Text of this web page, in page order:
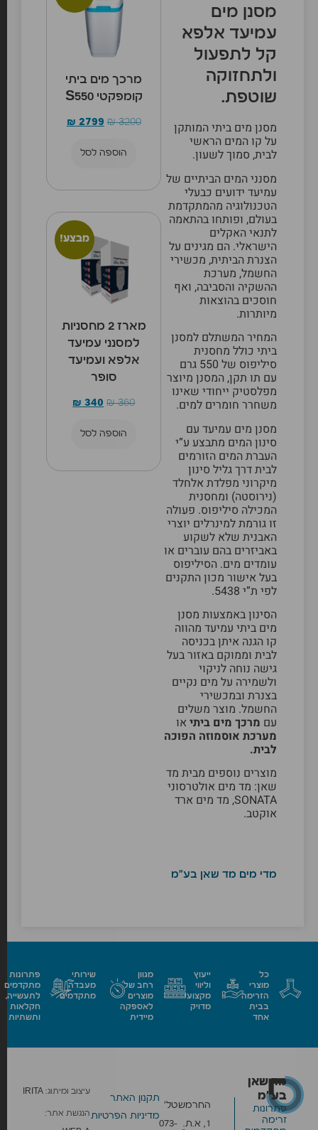
מסנן מים
עמיעד אלפא
קל לתפעול
ולתחזוקה
שוטפת.
מסנן מים ביתי המותקן
על קו המים הראשי
לבית, סמוך לשעון.
מסנני המים הביתיים של
עמיעד ידועים כבעלי
הטכנולוגיה מהמתקדמת
בעולם, ופותחו בהתאמה
לתנאי האקלים
הישראלי. הם מגינים על
הצנרת הביתית, מכשירי
החשמל, מערכת
ההשקיה והסביבה, ואף
חוסכים בהוצאות
מיותרות.
המחיר המשתלם למסנן
ביתי כולל מחסנית
סיליפוס של 550 גרם
עם תו תקן, המסנן מיוצר
מפלסטיק ייחודי שאינו
משחרר חומרים למים.
מסנן מים עמיעד עם
סינון המים מתבצע ע”י
העברת המים הזורמים
לבית דרך גליל סינון
מיקרוני מפלדת אלחלד
(נירוסטה) ומחסנית
המכילה סיליפוס. פעולה
זו גורמת למינרלים יוצרי
האבנית שלא לשקוע
באביזרים בהם עוברים או
עומדים מים. הסיליפוס
בעל אישור מכון התקנים
לפי ת”י 5438.
הסינון באמצעות מסנן
מים ביתי עמיעד מהווה
קו הגנה איתן בכניסה
לבית וממוקם באזור בעל
גישה נוחה לניקוי
ולשמירה על מים נקיים
בצנרת ובמכשירי
החשמל. מוצר משלים
עם מרכך מים ביתי או
מערכת אוסמוזה הפוכה
לבית.
מוצרים נוספים מבית מד
שאן: מד מים אולטרסוני
SONATA
, מד מים ארד
אוקטב.
מדי מים מד שאן בע"מ
מרכך מים ביתי
קומפקטי S550
₪3200
₪ 2799
הוספה לסל
מבצע!
מארז 2 מחסניות
למסנני עמיעד
אלפא ועמיעד
סופר
₪360
₪340
הוספה לסל
כל
מוצרי
הזרימה
בבית
אחד
ייעוץ
וליווי
מקצועי
מדויק
מגוון
רחב של
מוצרים
לאספקה
מיידית
שירותי
מעבדה
מתקדמים
פתרונות
מתקדמים
לתעשייה,
חקלאות
ותשתיות
מד שאן
בע״מ
פתרונות
זרימה
החרמש
1, א.ת.
טל׳
073-
תקנון האתר
מדיניות הפרטיות
עיצוב ומיתוג: IRITA
הנגשת אתר: